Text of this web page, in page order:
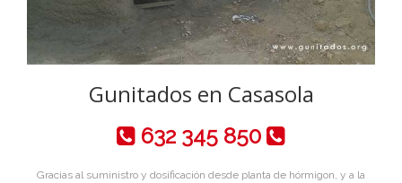
Gunitados en Casasola
632 345 850
Gracias al suministro y dosificación desde planta de hórmigon, y a la